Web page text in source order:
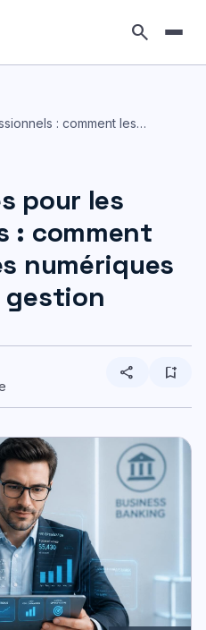
search
: comment les…
pour les
: comment
numériques
share bookmark_add